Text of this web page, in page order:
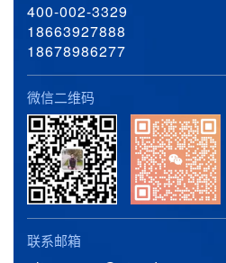
400-002-3329
18663927888
18678986277
微信二维码
联系邮箱